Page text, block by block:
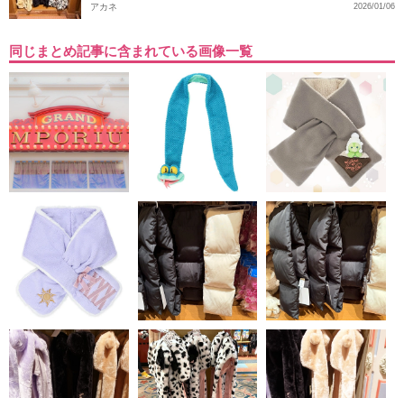
2026/01/06
アカネ
同じまとめ記事に含まれている画像一覧